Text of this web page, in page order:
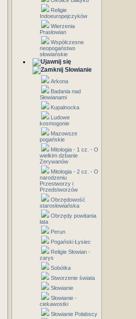
Religie
Indoeuropejczyków
Wierzenia
Prasłowian
Współczesne
neopogaństwo
słowiańskie
Słowianie
Arkona
Badania nad
Słowianami
Kupalnocka
Ludowe
kosmogonie
Mazowsze
pogańskie
Mitologia - 1 cz. - O
wielkim dzbanie
Zerywanów
Mitologia - 2 cz. - O
narodzeniu
Przestworzy i
Przedstworzów
Obrzędowość
starosłowiańska
Obrzędy powitania
lata
Perun
Pogański Łysiec
Religie Słowian -
zarys
Sobótka
Stworzenie świata
Słowianie
Słowianie -
ciekawostki
Słowianie Połabscy